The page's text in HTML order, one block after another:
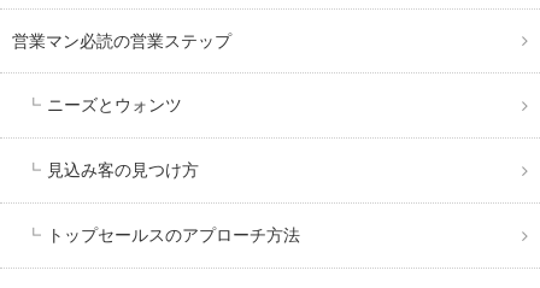
営業マン必読の営業ステップ
ニーズとウォンツ
見込み客の見つけ方
トップセールスのアプローチ方法